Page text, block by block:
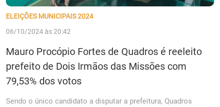
ELEIÇÕES MUNICIPAIS 2024
06/10/2024 às 20:42
Mauro Procópio Fortes de Quadros é reeleito
prefeito de Dois Irmãos das Missões com
79,53% dos votos
Sendo o único candidato a disputar a prefeitura, Quadros